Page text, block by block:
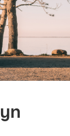
VÆRKSTED
NYHEDER
TILBEHØR